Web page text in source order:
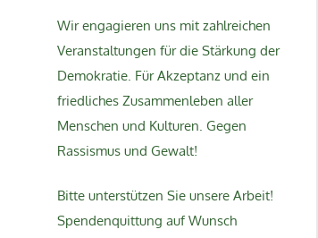
Wir engagieren uns mit zahlreichen
Veranstaltungen für die Stärkung der
Demokratie. Für Akzeptanz und ein
friedliches Zusammenleben aller
Menschen und Kulturen. Gegen
Rassismus und Gewalt!
Bitte unterstützen Sie unsere Arbeit!
Spendenquittung auf Wunsch